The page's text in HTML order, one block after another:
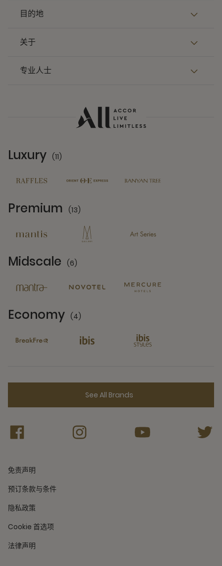
目的地
关于
专业人士
Luxury (11)
Premium (13)
Midscale (6)
Economy (4)
See All Brands
免责声明
预订条款与条件
隐私政策
Cookie 首选项
法律声明